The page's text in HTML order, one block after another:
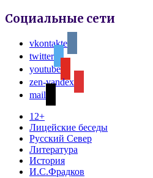
Социальные сети
vkontakte
twitter
youtube
zen-yandex
mail
12+
Лицейские беседы
Русский Север
Литература
История
И.С.Фрадков